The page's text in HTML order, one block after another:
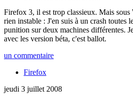
Firefox 3, il est trop classieux. Mais
rien instable : J'en suis à un crash toutes
punition sur deux machines différentes.
avec les version béta, c'est ballot.
un commentaire
Firefox
jeudi 3 juillet 2008